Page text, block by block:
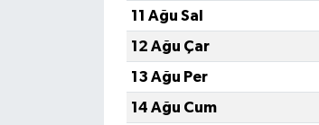
11 Ağu Sal
12 Ağu Çar
13 Ağu Per
14 Ağu Cum